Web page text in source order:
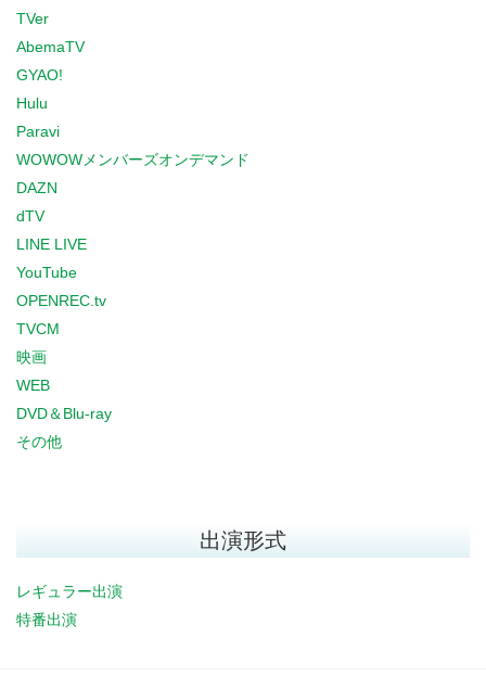
TVer
AbemaTV
GYAO!
Hulu
Paravi
WOWOWメンバーズオンデマンド
DAZN
dTV
LINE LIVE
YouTube
OPENREC.tv
TVCM
映画
WEB
DVD＆Blu-ray
その他
出演形式
レギュラー出演
特番出演